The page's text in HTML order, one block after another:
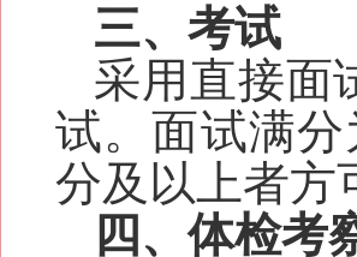
三、考试
采用直接面
试。面试满
分及以上者方
四、体检考